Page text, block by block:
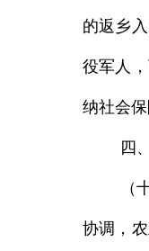
的返乡
役军人
纳社会
四
（
协调，